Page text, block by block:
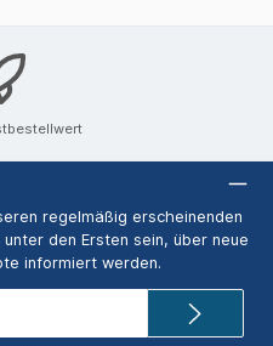
regelmäßig erscheinenden
den Ersten sein, über neue
informiert werden.